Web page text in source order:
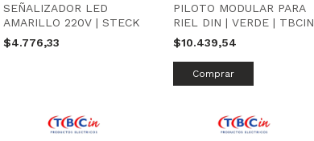
SEÑALIZADOR LED
AMARILLO 220V | STECK
$4.776,33
PILOTO MODULAR PARA
RIEL DIN | VERDE | TBCIN
$10.439,54